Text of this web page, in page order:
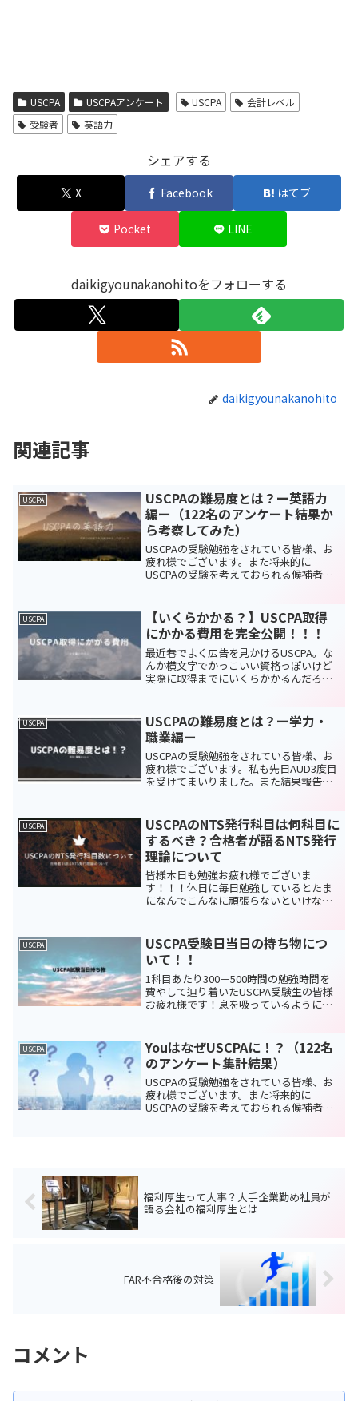
USCPA USCPAアンケート USCPA
会計レベル
受験者
英語力
シェアする
X Facebook はてブ
Pocket LINE
daikigyounakanohitoをフォローする
daikigyounakanohito
関連記事
USCPA
USCPAの難易度とは？ー英語力
編ー（122名のアンケート結果か
ら考察してみた）
USCPAの受験勉強をされている皆様、お
疲れ様でございます。また将来的に
USCPAの受験を考えておられる候補者の
か」について考える難易度指標としてご
使用ください。今回...
USCPA
【いくらかかる？】USCPA取得
にかかる費用を完全公開！！！
最近巷でよく広告を見かけるUSCPA。な
んか横文字でかっこいい資格っぽいけど
実際に取得までにいくらかかるんだろう
た中の人が実際にかかった費用を公開し
ていきたいと...
USCPA
USCPAの難易度とは？ー学力・
職業編ー
USCPAの受験勉強をされている皆様、お
疲れ様でございます。私も先日AUD3度目
を受けてまいりました。また結果報告は
力についての記事となります。将来的に
U...
USCPA
USCPAのNTS発行科目は何科目に
するべき？合格者が語るNTS発行
理論について
皆様本日も勉強お疲れ様でございま
す！！！休日に毎日勉強しているとたま
になんでこんなに頑張らないといけない
間の勉強が1か月後のUSCPA試験合格につ
ながるのです...
USCPA
USCPA受験日当日の持ち物につ
いて！！
1科目あたり300－500時間の勉強時間を
費やして辿り着いたUSCPA受験生の皆様
お疲れ様です！息を吸っているように勉
USCPA受験当日の持ち物について紹介し
たいと思います...
USCPA
YouはなぜUSCPAに！？（122名
のアンケート集計結果）
USCPAの受験勉強をされている皆様、お
疲れ様でございます。また将来的に
USCPAの受験を考えておられる候補者の
福利厚生って大事？大手企業勤め社員が
語る会社の福利厚生とは
FAR不合格後の対策
コメント